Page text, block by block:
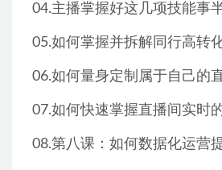
04.主播掌握好这几项技能事
05.如何掌握并拆解同行高转
06.如何量身定制属于自己的
07.如何快速掌握直播间实时
08.第八课：如何数据化运营